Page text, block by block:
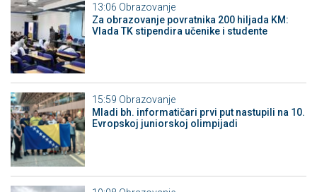
13:06 Obrazovanje
Za obrazovanje povratnika 200 hiljada KM:
Vlada TK stipendira učenike i studente
15:59 Obrazovanje
Mladi bh. informatičari prvi put nastupili na 10.
Evropskoj juniorskoj olimpijadi